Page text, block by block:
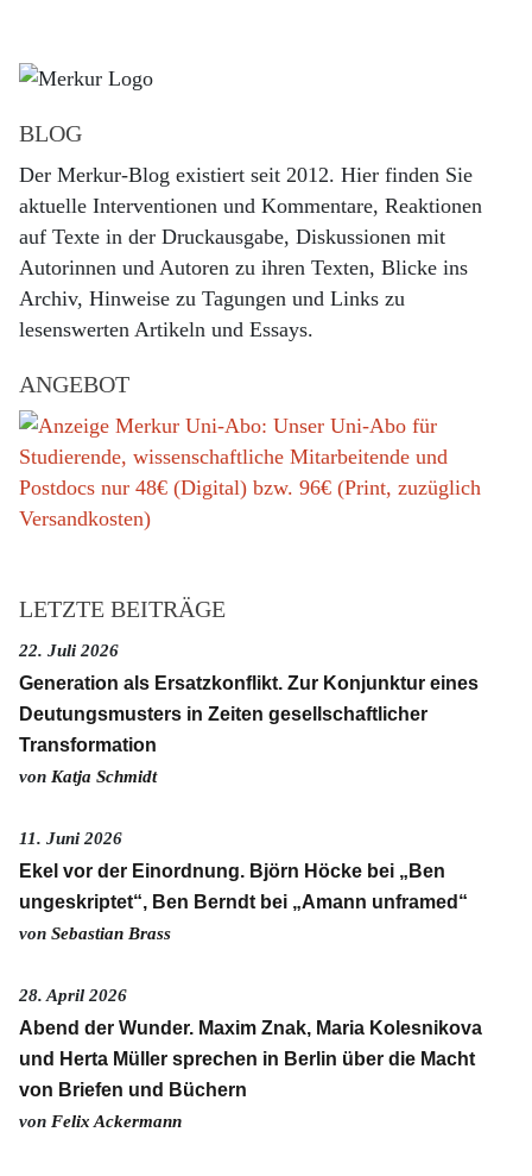
BLOG
Der Merkur-Blog existiert seit 2012. Hier finden Sie
aktuelle Interventionen und Kommentare, Reaktionen
auf Texte in der Druckausgabe, Diskussionen mit
Autorinnen und Autoren zu ihren Texten, Blicke ins
Archiv, Hinweise zu Tagungen und Links zu
lesenswerten Artikeln und Essays.
ANGEBOT
LETZTE BEITRÄGE
22. Juli 2026
Generation als Ersatzkonflikt. Zur Konjunktur eines
Deutungsmusters in Zeiten gesellschaftlicher
Transformation
von Katja Schmidt
11. Juni 2026
Ekel vor der Einordnung. Björn Höcke bei „Ben
ungeskriptet“, Ben Berndt bei „Amann unframed“
von Sebastian Brass
28. April 2026
Abend der Wunder. Maxim Znak, Maria Kolesnikova
und Herta Müller sprechen in Berlin über die Macht
von Briefen und Büchern
von Felix Ackermann